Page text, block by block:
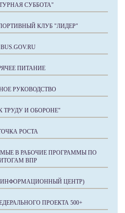
СУББОТА"
КЛУБ "ЛИДЕР"
BUS.GOV.RU
ПИТАНИЕ
РУКОВОДСТВО
ТРУДУ И ОБОРОНЕ"
РОСТА
В РАБОЧИЕ ПРОГРАММЫ ПО
ВПР
ИНФОРМАЦИОННЫЙ ЦЕНТР)
ПРОЕКТА 500+